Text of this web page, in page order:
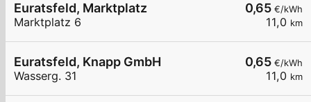
0,65 €/kWh
11,0 km
Euratsfeld, Marktplatz
Marktplatz 6
0,65 €/kWh
11,0 km
Euratsfeld, Knapp GmbH
Wasserg. 31